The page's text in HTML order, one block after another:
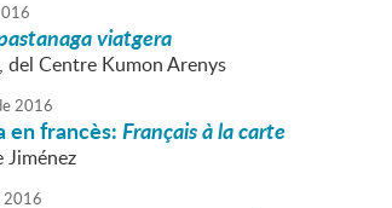
viatgera
del Centre Kumon Arenys
2016
en francès:Français à la carte
Jiménez
2016